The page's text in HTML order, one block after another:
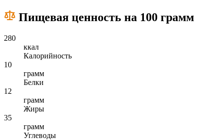
Пищевая ценность на 100 грамм
280
ккал
Калорийность
10
грамм
Белки
12
грамм
Жиры
35
грамм
Углеводы